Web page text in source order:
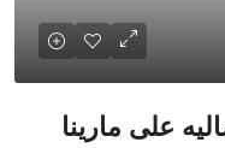
على مارينا